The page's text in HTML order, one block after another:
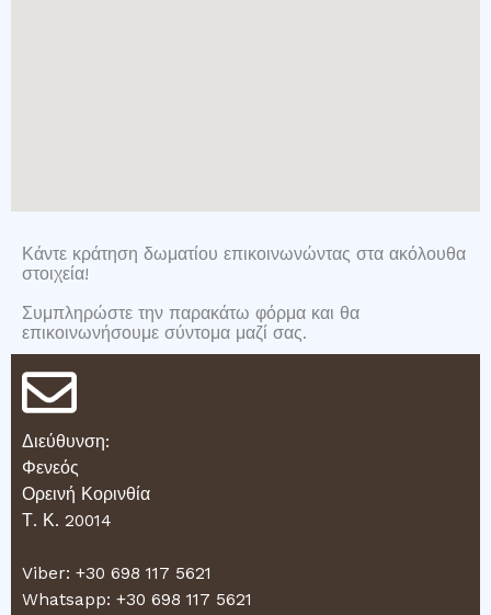
Κάντε κράτηση δωματίου επικοινωνώντας στα ακόλουθα
στοιχεία!
Συμπληρώστε την παρακάτω φόρμα και θα
επικοινωνήσουμε σύντομα μαζί σας.
Διεύθυνση:
Φενεός
Ορεινή Κορινθία
Τ. Κ. 20014
Viber: +30 698 117 5621
Whatsapp: +30 698 117 5621